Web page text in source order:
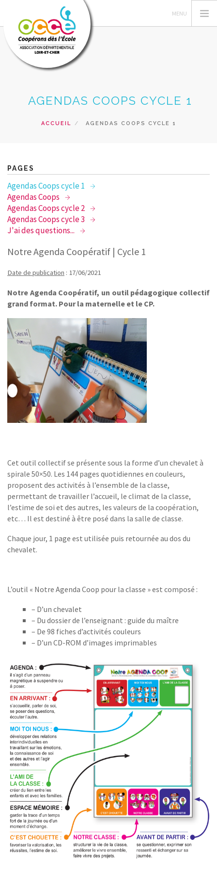
GERER SA COOPERATIVE
RECHERCHER
CONTACT
AGENDAS COOPS CYCLE 1
ACCUEIL AGENDAS COOPS CYCLE 1
PAGES
Agendas Coops cycle 1
Agendas Coops
Agendas Coops cycle 2
Agendas Coops cycle 3
J'ai des questions...
Notre Agenda Coopératif | Cycle 1
Date de publication : 17/06/2021
Notre Agenda Coopératif, un outil pédagogique collectif
grand format. Pour la maternelle et le CP.
Cet outil collectif se présente sous la forme d’un chevalet à
spirale 50×50. Les 144 pages quotidiennes en couleurs,
proposent des activités à l’ensemble de la classe,
permettant de travailler l’accueil, le climat de la classe,
l’estime de soi et des autres, les valeurs de la coopération,
etc… Il est destiné à être posé dans la salle de classe.
Chaque jour, 1 page est utilisée puis retournée au dos du
chevalet.
L’outil « Notre Agenda Coop pour la classe » est composé :
– D’un chevalet
– Du dossier de l’enseignant : guide du maître
– De 98 fiches d’activités couleurs
– D’un CD-ROM d’images imprimables